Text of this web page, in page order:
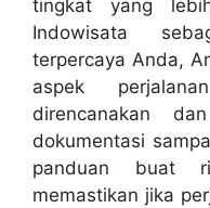
tingkat yang
Indowisata
terpercaya Anda,
aspek
direncanakan
dokumentasi
panduan buat
memastikan jika